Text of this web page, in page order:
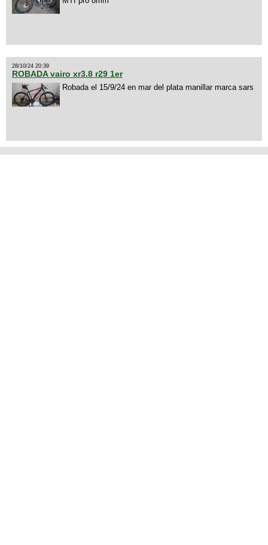
28/10/24 20:39
ROBADA vairo xr3.8 r29 1er
Robada el 15/9/24 en mar del plata manillar marca sars